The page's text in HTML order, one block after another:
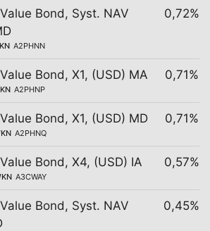
Bond, Syst. NAV
A2PHNN
0,72%
Bond, X1, (USD) MA
A2PHNP
0,71%
Bond, X1, (USD) MD
A2PHNQ
0,71%
Bond, X4, (USD) IA
A3CWAY
0,57%
Bond, Syst. NAV
0,45%